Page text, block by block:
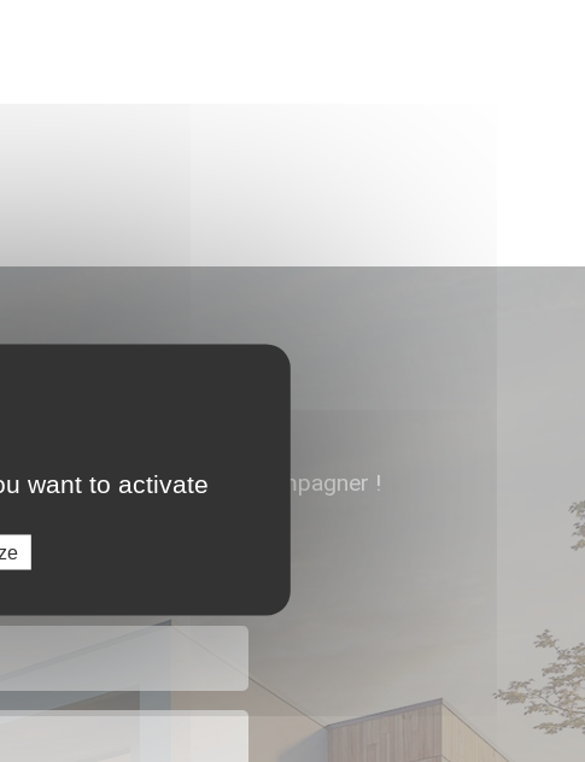
heureux de vous accompagner !
want to activate